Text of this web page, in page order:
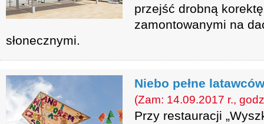
przejść drobną
zamontowanymi na
słonecznymi.
Niebo pełne latawców
(Zam: 14.09.2017 r.,
Przy restauracji